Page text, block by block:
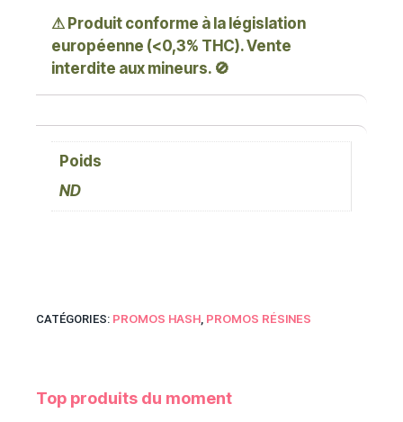
⚠ Produit conforme à la législation
européenne (<0,3% THC). Vente
interdite aux mineurs. 🚫
Poids
ND
CATÉGORIES: PROMOS HASH PROMOS RÉSINES
Top produits du moment